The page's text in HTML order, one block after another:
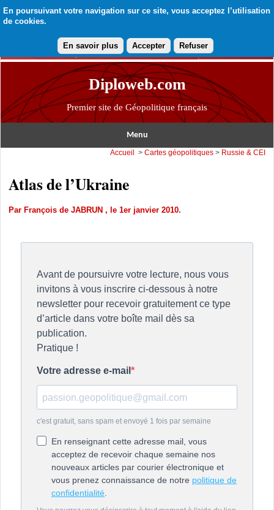
En poursuivant votre navigation sur ce site, vous acceptez l’utilisation
de cookies.
En savoir plus Accepter Refuser
Diploweb.com
Premier site de Géopolitique français
Menu
Accueil >Cartes géopolitiques > Russie & CEI
Atlas de l’Ukraine
Par François de JABRUN , le 1er janvier 2010.